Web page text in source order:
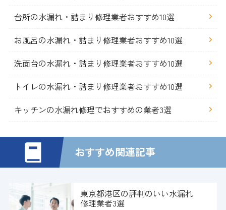
台所の水漏れ・詰まり修理業者おすすめ10選
お風呂の水漏れ・詰まり修理業者おすすめ10選
洗面台の水漏れ・詰まり修理業者おすすめ10選
トイレの水漏れ・詰まり修理業者おすすめ10選
キッチンの水漏れ修理でおすすめの業者3選
おすすめ関連記事
東京都港区の評判のいい水漏れ
修理業者3選